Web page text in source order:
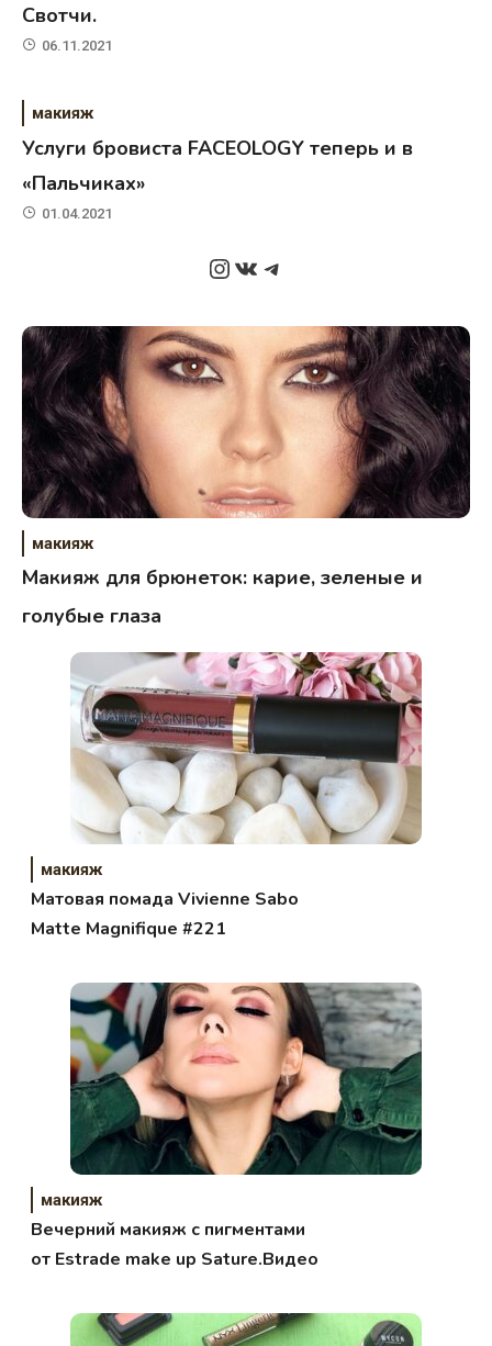
Свотчи.
06.11.2021
макияж
Услуги бровиста FACEOLOGY теперь и в
«Пальчиках»
01.04.2021
Instagram
ВКонтакте
Telegram
макияж
Макияж для брюнеток: карие, зеленые и
голубые глаза
макияж
Матовая помада Vivienne Sabo
Matte Magnifique #221
макияж
Вечерний макияж с пигментами
от Estrade make up Sature.Видео